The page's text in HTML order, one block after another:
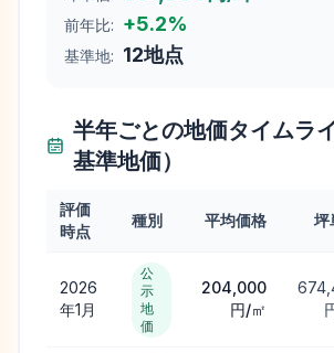
前年比: +5.2%
基準地: 12地点
半年ごとの地価タイムラ
基準地価）
評価
時点
種別 平均価格 坪
2026
年1月
公
示
地
価
204,000
円/㎡